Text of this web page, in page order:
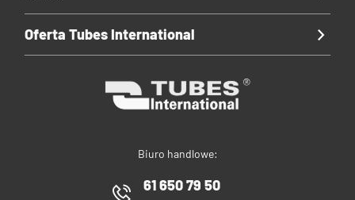
Biuro handlowe:
61 650 79 50
Oferta Tubes International